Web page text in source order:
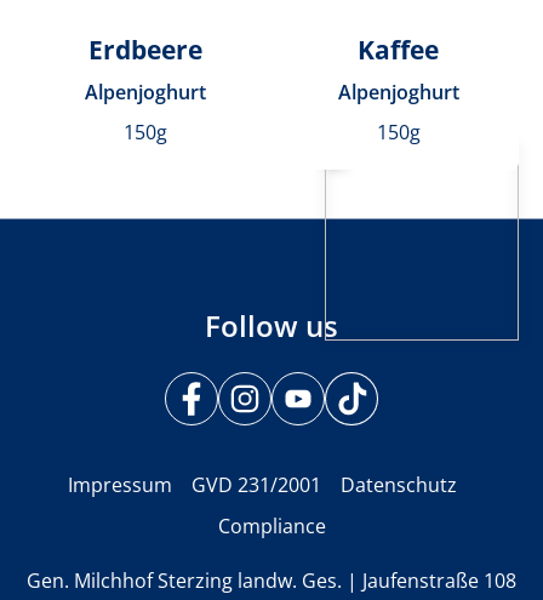
Erdbeere
Alpenjoghurt
150g
Kaffee
Alpenjoghurt
150g
Follow us
Impressum GVD 231/2001
Datenschutz
Compliance
Gen. Milchhof Sterzing landw. Ges. | Jaufenstraße 108